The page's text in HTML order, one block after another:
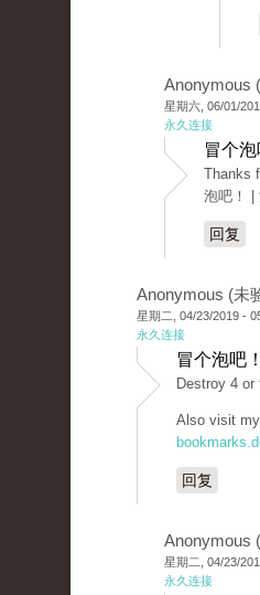
Anonymous
星期六, 06/01/
永久连接
冒个
Thanks
泡吧！ |
回复
Anonymous (未
星期二, 04/23/2019 -
永久连接
冒个泡吧
Destroy 4
Also visit
回复
Anonymous
星期二, 04/23/
永久连接